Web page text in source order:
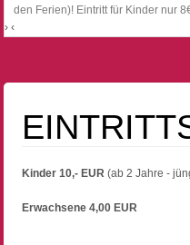
den Ferien)! Eintritt für Kinder nur
› ‹
Kinder 10,- EUR(ab 2 Jahre -
Erwachsene 4,00 EUR